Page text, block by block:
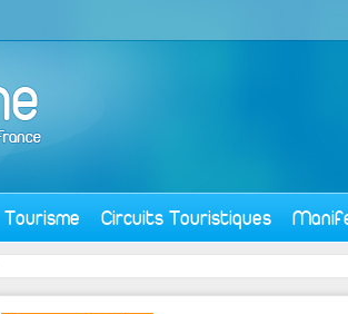
Tourisme Circuits Touristiques